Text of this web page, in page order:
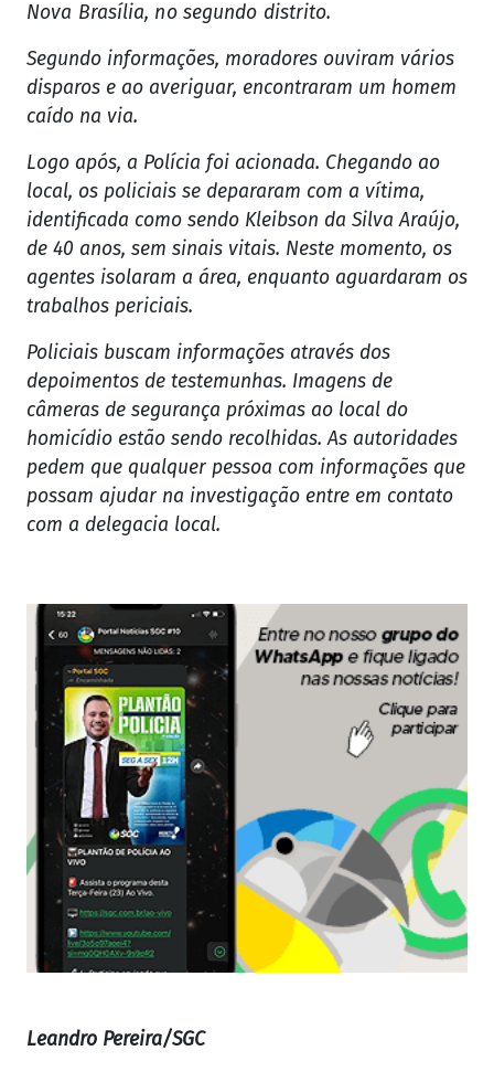
Nova Brasília, no segundo distrito.
Segundo informações, moradores ouviram vários
disparos e ao averiguar, encontraram um homem
caído na via.
Logo após, a Polícia foi acionada. Chegando ao
local, os policiais se depararam com a vítima,
identificada como sendo Kleibson da Silva Araújo,
de 40 anos, sem sinais vitais. Neste momento, os
agentes isolaram a área, enquanto aguardaram os
trabalhos periciais.
Policiais buscam informações através dos
depoimentos de testemunhas. Imagens de
câmeras de segurança próximas ao local do
homicídio estão sendo recolhidas. As autoridades
pedem que qualquer pessoa com informações que
possam ajudar na investigação entre em contato
com a delegacia local.
Leandro Pereira/SGC